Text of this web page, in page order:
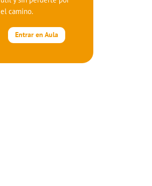
el camino.
Entrar en Aula